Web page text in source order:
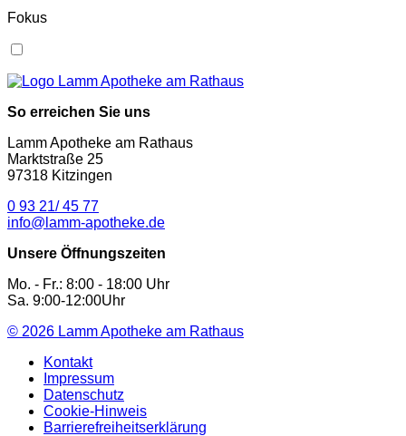
Fokus
So erreichen Sie uns
Lamm Apotheke am Rathaus
Marktstraße 25
97318 Kitzingen
0 93 21/ 45 77
info@lamm-apotheke.de
Unsere Öffnungszeiten
Mo. - Fr.: 8:00 - 18:00 Uhr
Sa. 9:00-12:00Uhr
© 2026 Lamm Apotheke am Rathaus
Kontakt
Impressum
Datenschutz
Cookie-Hinweis
Barrierefreiheitserklärung